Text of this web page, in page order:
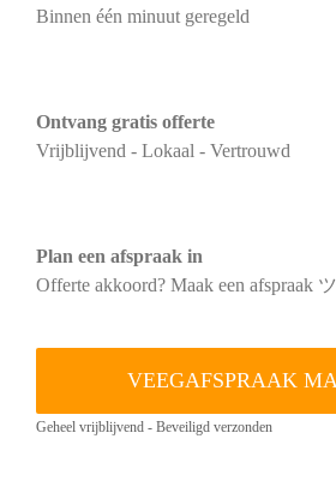
Binnen één minuut geregeld
Ontvang gratis offerte
Vrijblijvend - Lokaal - Vertrouwd
Plan een afspraak in
Offerte akkoord? Maak een afspraak ツ
VEEGAFSPRAAK
Geheel vrijblijvend - Beveiligd verzonden